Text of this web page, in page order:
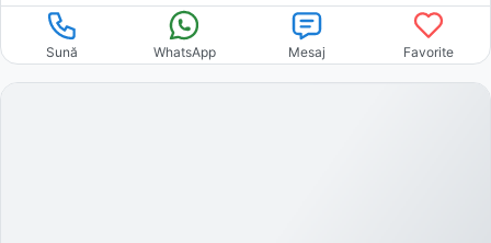
Sună WhatsApp Mesaj Favorite